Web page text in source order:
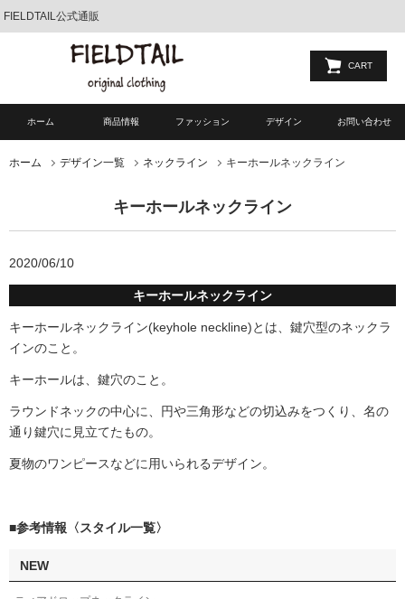
FIELDTAIL公式通販
CART
ホーム 商品情報 ファッション デザイン お問い合わせ
ホーム デザイン一覧 ネックライン キーホールネックライン
キーホールネックライン
2020/06/10
キーホールネックライン
キーホールネックライン(keyhole neckline)とは、鍵穴型のネックラ
インのこと。
キーホールは、鍵穴のこと。
ラウンドネックの中心に、円や三角形などの切込みをつくり、名の
通り鍵穴に見立てたもの。
夏物のワンピースなどに用いられるデザイン。
■参考情報〈スタイル一覧〉
NEW